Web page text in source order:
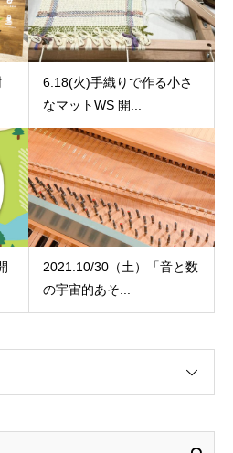
6.18(火)手織りで作る小さ
なマットWS 開...
2021.10/30（土）「音と数
の宇宙的あそ...